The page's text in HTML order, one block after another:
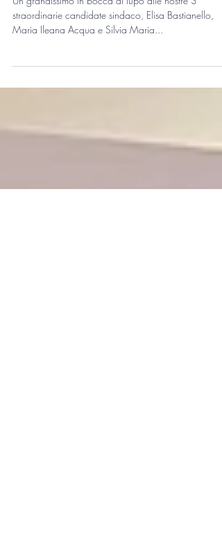
Votiamo Lista ContiamoCi!
Un grandissimo in bocca al lupo alle nostre 3
Maria Ileana Acqua e Silvia Maria...